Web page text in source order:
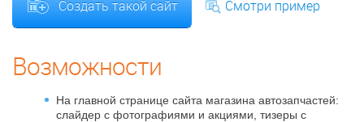
Создать такой сайт Смотри пример
Возможности
На главной странице сайта магазина автозапчастей:
слайдер с фотографиями и акциями, тизеры с